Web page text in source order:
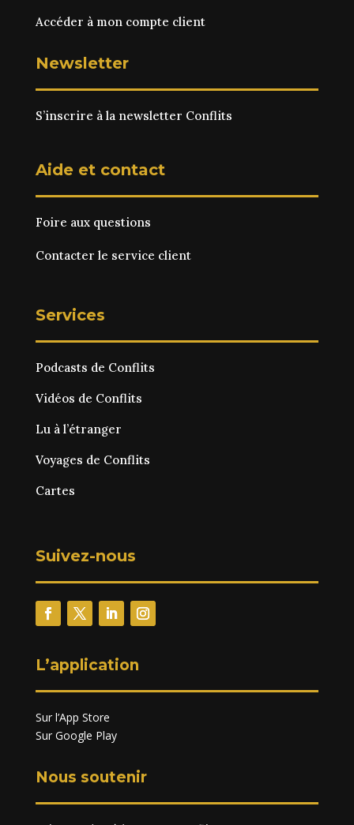
Accéder à mon compte client
Newsletter
S’inscrire à la newsletter Conflits
Aide et contact
Foire aux questions
Contacter le service client
Services
Podcasts de Conflits
Vidéos de Conflits
Lu à l’étranger
Voyages de Conflits
Cartes
Suivez-nous
L’application
Sur l’App Store
Sur Google Play
Nous soutenir